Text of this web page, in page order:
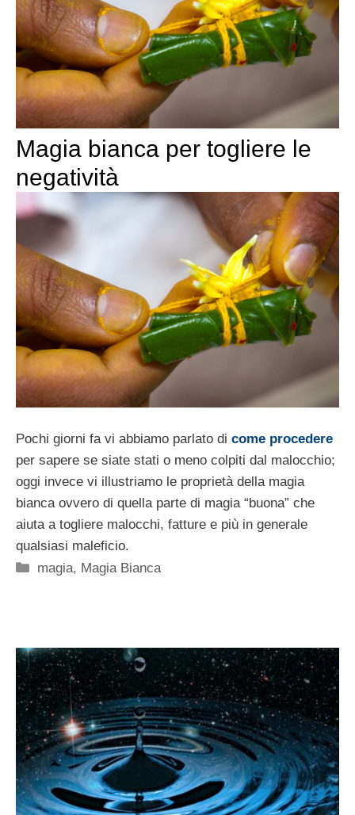
Magia bianca per togliere le
negatività
Pochi giorni fa vi abbiamo parlato di come procedere
per sapere se siate stati o meno colpiti dal malocchio;
oggi invece vi illustriamo le proprietà della magia
bianca ovvero di quella parte di magia “buona” che
aiuta a togliere malocchi, fatture e più in generale
qualsiasi maleficio.
Categorie
magia, Magia Bianca